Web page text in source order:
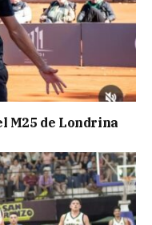
M25 de Londrina